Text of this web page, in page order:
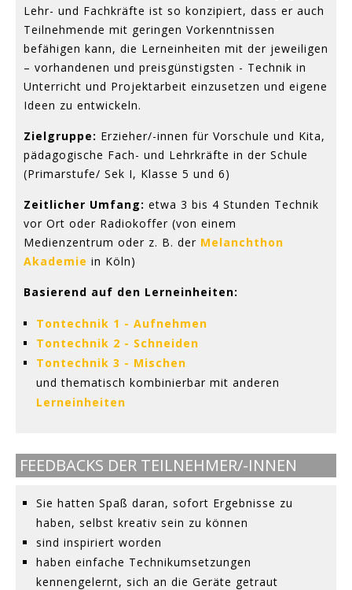
Lehr- und Fachkräfte ist so konzipiert, dass er auch
Teilnehmende mit geringen Vorkenntnissen
befähigen kann, die Lerneinheiten mit der jeweiligen
– vorhandenen und preisgünstigsten - Technik in
Unterricht und Projektarbeit einzusetzen und eigene
Ideen zu entwickeln.
Zielgruppe: Erzieher/-innen für Vorschule und Kita,
pädagogische Fach- und Lehrkräfte in der Schule
(Primarstufe/ Sek I, Klasse 5 und 6)
Zeitlicher Umfang: etwa 3 bis 4 Stunden Technik
vor Ort oder Radiokoffer (von einem
Medienzentrum oder z. B. der Melanchthon
Akademie in Köln)
Basierend auf den Lerneinheiten:
Tontechnik 1 - Aufnehmen
Tontechnik 2 - Schneiden
Tontechnik 3 - Mischen
und thematisch kombinierbar mit anderen
Lerneinheiten
FEEDBACKS DER TEILNEHMER/-INNEN
Sie hatten Spaß daran, sofort Ergebnisse zu
haben, selbst kreativ sein zu können
sind inspiriert worden
haben einfache Technikumsetzungen
kennengelernt, sich an die Geräte getraut